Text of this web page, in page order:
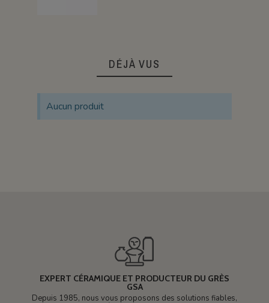
DÉJÀ VUS
Aucun produit
EXPERT CÉRAMIQUE ET PRODUCTEUR DU GRÈS
GSA
Depuis 1985, nous vous proposons des solutions fiables,